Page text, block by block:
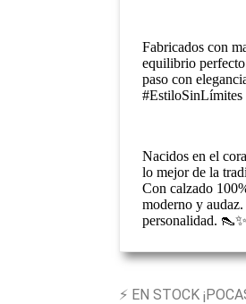
Fabricados con
equilibrio
paso con
#EstiloSinLímites
Nacidos en el
lo mejor de la
Con calzado
moderno y audaz.
personalidad. 👠✨
⚡ EN STOCK